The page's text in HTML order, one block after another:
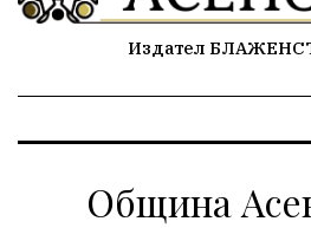
Издател
Община